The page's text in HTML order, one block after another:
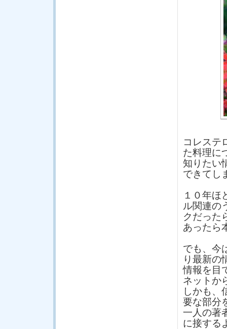
コレステ
た料理に
知りたい
できてし
１０年ほ
ル関連の
クだった
あったら
でも、今
り最新の
情報を目
ネットか
しかも、
要な部分
一人の著
に接する